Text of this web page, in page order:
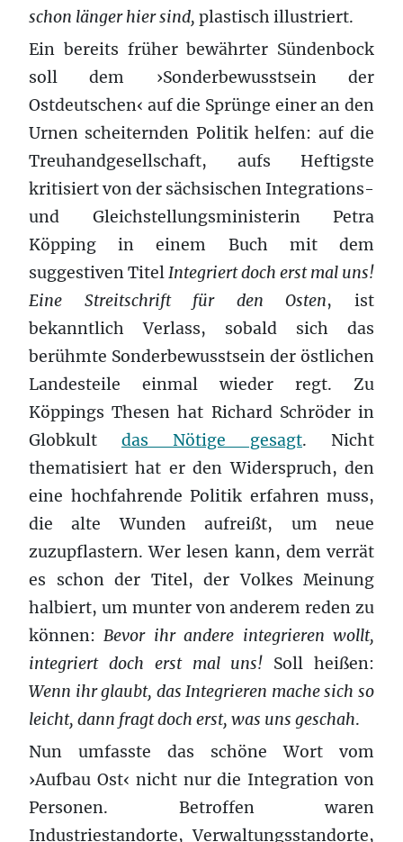
schon länger hier sind, plastisch illustriert.
Ein bereits früher bewährter Sündenbock
soll dem ›Sonderbewusstsein der
Ostdeutschen‹ auf die Sprünge einer an den
Urnen scheiternden Politik helfen: auf die
Treuhandgesellschaft, aufs Heftigste
kritisiert von der sächsischen Integrations-
und Gleichstellungsministerin Petra
Köpping in einem Buch mit dem
suggestiven TitelIntegriert doch erst mal uns!
Eine Streitschrift für den Osten, ist
bekanntlich Verlass, sobald sich das
berühmte Sonderbewusstsein der östlichen
Landesteile einmal wieder regt. Zu
Köppings Thesen hat Richard Schröder in
Globkult das Nötige gesagt. Nicht
thematisiert hat er den Widerspruch, den
eine hochfahrende Politik erfahren muss,
die alte Wunden aufreißt, um neue
zuzupflastern. Wer lesen kann, dem verrät
es schon der Titel, der Volkes Meinung
halbiert, um munter von anderem reden zu
können:Bevor ihr andere integrieren wollt,
integriert doch erst mal uns! Soll heißen:
Wenn ihr glaubt, das Integrieren mache sich so
leicht, dann fragt doch erst, was uns geschah.
Nun umfasste das schöne Wort vom
›Aufbau Ost‹ nicht nur die Integration von
Personen. Betroffen waren
Industriestandorte, Verwaltungsstandorte,